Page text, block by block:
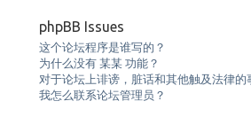
phpBB Issues
这个论坛程序是谁写的？
为什么没有 某某 功能？
对于论坛上诽谤，脏话和其他触及法律的
我怎么联系论坛管理员？